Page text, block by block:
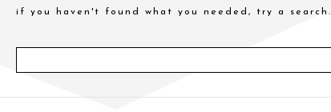
if you haven't found what you needed, try a search.